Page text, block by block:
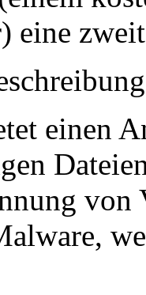
eine
einen